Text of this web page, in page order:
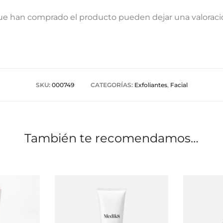
han comprado el producto pueden dejar una
SKU: 000749 CATEGORÍAS: Exfoliantes, Facial
También te recomendamos…